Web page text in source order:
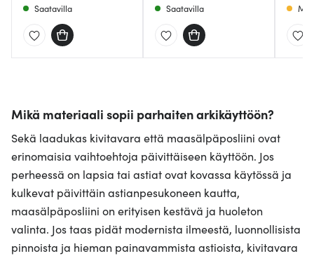
Saatavilla Saatavilla
Mikä materiaali sopii parhaiten arkikäyttöön?
Sekä laadukas kivitavara että maasälpäposliini ovat
erinomaisia vaihtoehtoja päivittäiseen käyttöön. Jos
perheessä on lapsia tai astiat ovat kovassa käytössä ja
kulkevat päivittäin astianpesukoneen kautta,
maasälpäposliini on erityisen kestävä ja huoleton
valinta. Jos taas pidät modernista ilmeestä, luonnollisista
pinnoista ja hieman painavammista astioista, kivitavara